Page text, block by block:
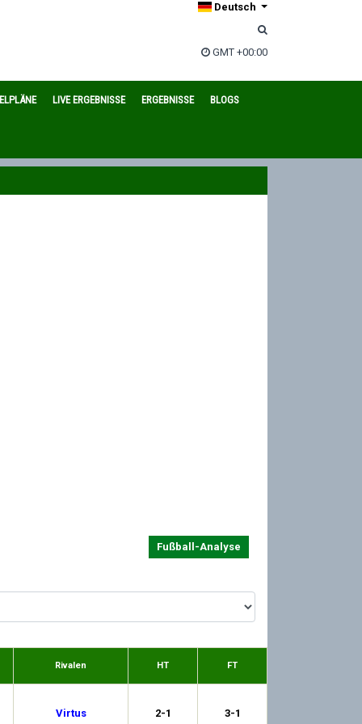
Deutsch
GMT +00:00
LIVE ERGEBNISSE ERGEBNISSE BLOGS
Fußball-Analyse
Rivalen HT FT
Virtus 2-1 3-1